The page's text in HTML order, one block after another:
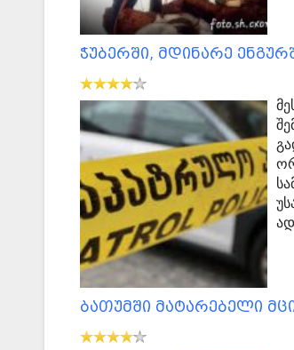
ჭუბერში, მდინარე
ბათუმში მატარებელი